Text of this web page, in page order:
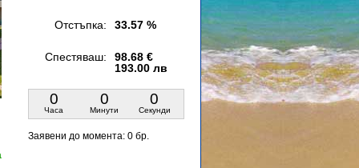
Отстъпка: 33.57 %
Спестяваш:
98.68 €
193.00 лв
0
Часа
0
Минути
0
Секунди
Заявени до момента: 0 бр.